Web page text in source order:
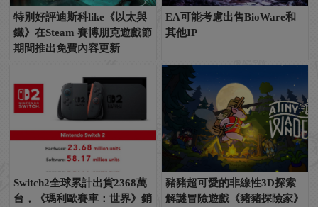
特別好評迪斯科like《以太與
鐵》在Steam 賽博朋克遊戲節
期間推出免費內容更新
EA可能考慮出售BioWare和
其他IP
Switch2全球累計出貨2368萬
台，《瑪利歐賽車：世界》銷
豬豬超可愛的非線性3D探索
解謎冒險遊戲《豬豬探險家》